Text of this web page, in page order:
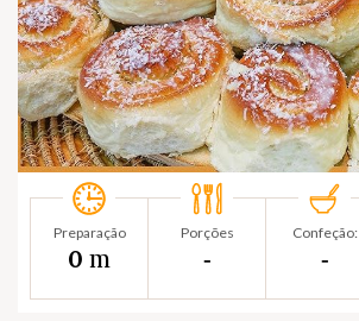
Preparação
0 m
Porções
‐
Confeção:
‐